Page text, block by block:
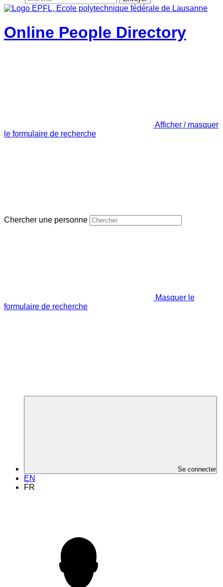
Online People Directory
Afficher / masquer
le formulaire de recherche
Chercher une personne
Masquer le
formulaire de recherche
Se connecter
EN
FR